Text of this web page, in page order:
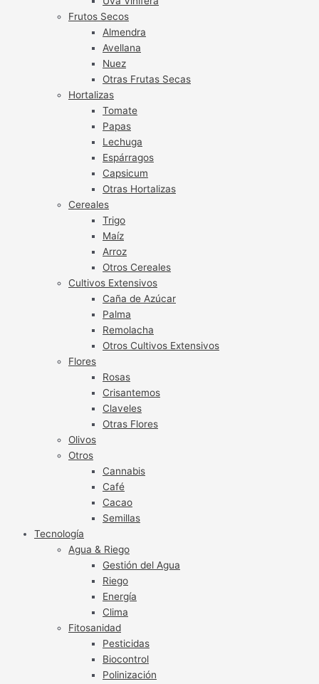
Frutos Secos
Almendra
Avellana
Nuez
Otras Frutas Secas
Hortalizas
Tomate
Papas
Lechuga
Espárragos
Capsicum
Otras Hortalizas
Cereales
Trigo
Maíz
Arroz
Otros Cereales
Cultivos Extensivos
Caña de Azúcar
Palma
Remolacha
Otros Cultivos Extensivos
Flores
Rosas
Crisantemos
Claveles
Otras Flores
Olivos
Otros
Cannabis
Café
Cacao
Semillas
Tecnología
Agua & Riego
Gestión del Agua
Riego
Energía
Clima
Fitosanidad
Pesticidas
Biocontrol
Polinización